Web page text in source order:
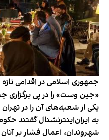
جمهوری اسلامی در اقدامی
«جین وست» را در پی
یکی از شعبه‌های آن را در
به ایران‌اینترنشنال گفتند
شهروندان، اعمال فشار بر